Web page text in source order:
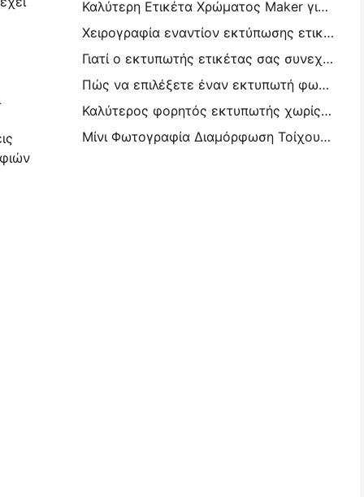
Καλύτερη Ετικέτα Χρώματος Maker για Journaling και Scrapbooking: Προσθέστε Περισσότερο Χρώμα σε Κάθε Σελίδα
Χειρογραφία εναντίον εκτύπωσης ετικετών αποστολής: Συμβουλές για τις μικρές επιχειρήσεις το 2026
Γιατί ο εκτυπωτής ετικέτας σας συνεχίζει να μπλοκάρει;
Πώς να επιλέξετε έναν εκτυπωτή φωτογραφιών τσέπης: ένας πλήρης οδηγός για τους χρήστες ημερολογίου, ταξιδιών και iPhone
Καλύτερος φορητός εκτυπωτής χωρίς μελάνι για ταξίδια, σχολεία και κινητή εργασία: Hanin MT620 Pro Review
Μίνι Φωτογραφία Διαμόρφωση Τοίχου Ιδέες & Συμβουλές για Διαμόρφωση Υπνοδωματίου και Κοιτώνα